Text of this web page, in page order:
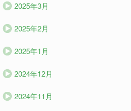
2025年3月
2025年2月
2025年1月
2024年12月
2024年11月